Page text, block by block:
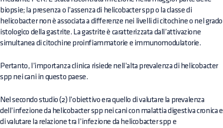
biopsie; la presenza o l’assenza di helicobacter spp o la classe di
helicobacter non è associata a differenze nei livelli di citochine o nel grado
istologico della gastrite. La gastrite è caratterizzata dall’attivazione
simultanea di citochine proinfiammatorie e immunomodulatorie.
Pertanto, l’importanza clinica risiede nell’alta prevalenza di helicobacter
spp nei cani in questo paese.
Nel secondo studio (2) l’obiettivo era quello di valutare la prevalenza
dell’infezione da helicobacter spp nei cani con malattia digestiva cronica e
di valutare la relazione tra l’infezione da helicobacter spp e